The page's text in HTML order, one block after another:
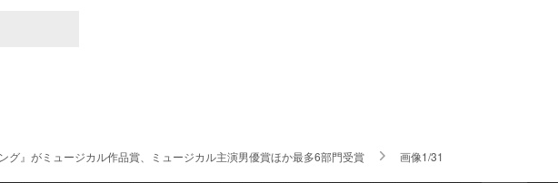
グ』がミュージカル作品賞、ミュージカル主演男優賞ほか最多6部門受賞
画像1/31